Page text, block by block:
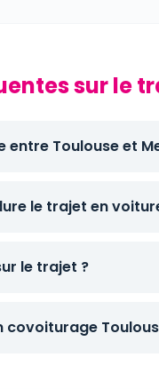
sur le
entre Toulouse et
le trajet en
le trajet ?